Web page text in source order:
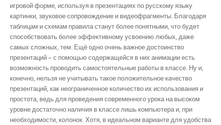
игровой форме, используя в презентациях по русскому языку
картинки, звуковое сопровождение и видеофрагменты. Благодаря
таблицам и схемам правила станут более понятными, что будет
способствовать более эффективному усвоению любых, даже
самых сложных, тем. Ещё одно очень важное достоинство
презентаций – с помощью содержащейся в них анимации есть
возможность проводить самостоятельные работы в классе. Ну и,
конечно, нельзя не учитывать такое положительное качество
презентаций, как неограниченное количество их использования и
простота, ведь для проведения современного урока на высоком
уровне достаточно наличия в классе лишь компьютера и, при
необходимости, колонок. Хотя, в идеальном варианте для удобства